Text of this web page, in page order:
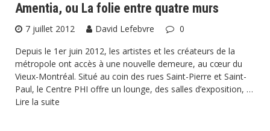
Amentia, ou La folie entre quatre murs
7 juillet 2012 David Lefebvre
0
Depuis le 1er juin 2012, les artistes et les créateurs de la
métropole ont accès à une nouvelle demeure, au cœur du
Vieux-Montréal. Situé au coin des rues Saint-Pierre et Saint-
Paul, le Centre PHI offre un lounge, des salles d’exposition, …
Lire la suite